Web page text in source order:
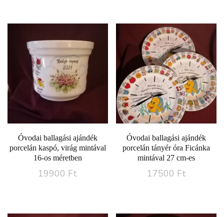
Óvodai ballagási ajándék
porcelán kaspó, virág mintával
16-os méretben
19900 Ft
Óvodai ballagási ajándék
porcelán tányér óra Ficánka
mintával 27 cm-es
17500 Ft